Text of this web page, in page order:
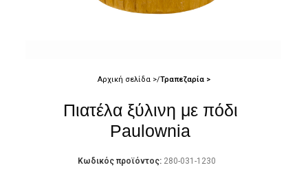
Αρχική σελίδα Τραπεζαρία
Πιατέλα ξύλινη με πόδι
Paulownia
Κωδικός προϊόντος: 280-031-1230